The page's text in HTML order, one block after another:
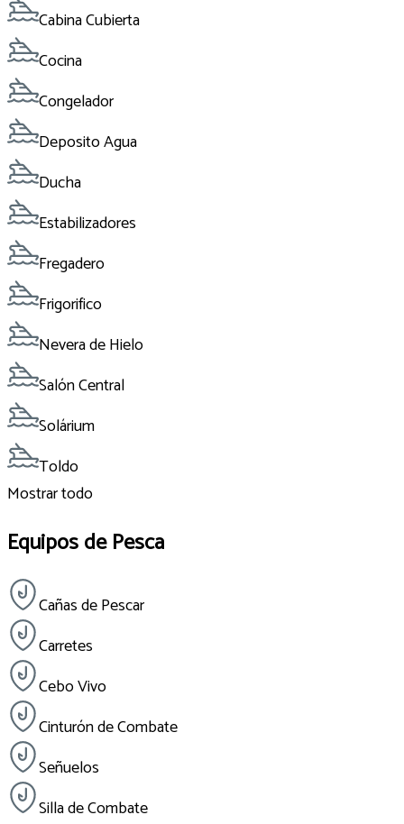
Cabina Cubierta
Cocina
Congelador
Deposito Agua
Ducha
Estabilizadores
Fregadero
Frigorifico
Nevera de Hielo
Salón Central
Solárium
Toldo
Mostrar todo
Equipos de Pesca
Cañas de Pescar
Carretes
Cebo Vivo
Cinturón de Combate
Señuelos
Silla de Combate